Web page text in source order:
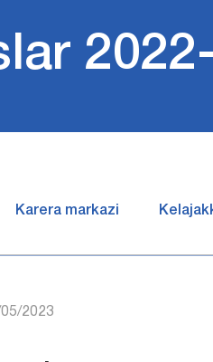
Karera markazi
2023